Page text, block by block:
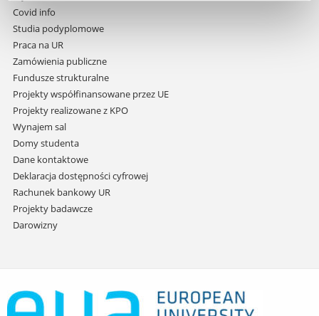
do
treści
Covid info
Studia podyplomowe
Praca na UR
Zamówienia publiczne
Fundusze strukturalne
Projekty współfinansowane przez UE
Projekty realizowane z KPO
Wynajem sal
Domy studenta
Dane kontaktowe
Deklaracja dostępności cyfrowej
Rachunek bankowy UR
Projekty badawcze
Darowizny